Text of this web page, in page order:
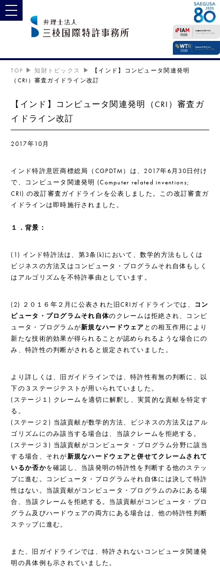
toggle navigation
TOP 知財トピックス
【インド】コンピュータ関連発明
（CRI）審査ガイドライン改訂
【インド】コンピュータ関連発明（CRI）審査ガ
イドライン改訂
2017年10月
インド特許意匠商標総局（CGPDTM）は、2017年6月30日付け
で、コンピュータ関連発明 (Computer related inventions;
CRI) の改訂審査ガイドラインを公表しました。この改訂審査ガ
イドラインは即時施行されました。
１．背景：
(1) インド特許法は、第3条(k)において、数学的方法もしくは
ビジネスの方法又はコンピュータ・プログラムそれ自体もしく
はアルゴリズムを不特許事由としています。
(2) ２０１６年２月に公表された旧CRIガイドラインでは、
コン
ピュータ・プログラムそれ自体のクレームは拒絶され、コンピ
ュータ・プログラムが新規なハードウェア との相互作用により
新たな技術的効果が得られることが認められるような場合にの
み、特許性の判断がされると規定されていました。
より詳しくは、旧ガイドラインでは、特許性有無の判断に、以
下の３ステージテストが用いられていました。
(ステージ１) クレームを適切に解釈し、実質的な貢献を特定す
る。
(ステージ２) 当該貢献が数学的方法、ビジネスの方法又はアル
ゴリズムにのみ該当する場合は、当該クレームを拒絶する。
(ステージ３) 当該貢献がコンピュータ・プログラム分野に該当
する場合、それが新規なハードウェアと併せてクレームされて
いるか否かを確認し、当該発明の特許性を判断する他のステッ
プに進む。コンピュータ・プログラムそれ自体には決して特許
性はない。当該貢献がコンピュータ・プログラムのみにある場
合、当該クレームを拒絶する。当該貢献がコンピュータ・プロ
グラム及びハードウェアの両方にある場合は、他の特許性判断
ステップに進む。
また、旧ガイドラインでは、特許されないコンピュータ関連発
明の具体例も示されていました。